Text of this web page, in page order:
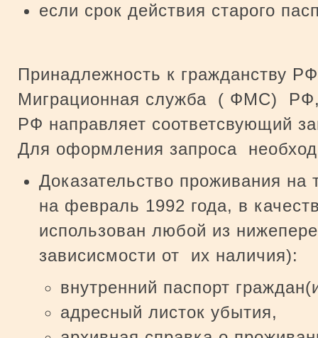
если срок действия старого
Принадлежность к гражданству
Миграционная служба ( ФМС) РФ,
РФ направляет соответсвующий
Для оформления запроса
Доказательство проживания
на февраль 1992 года, в
использован любой из
зависисмости от их наличия):
внутренний паспорт
адресный листок убытия,